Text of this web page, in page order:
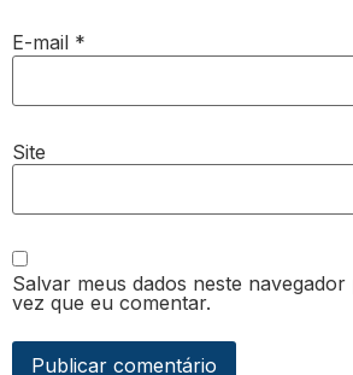
E-mail *
Site
Salvar meus dados neste
vez que eu comentar.